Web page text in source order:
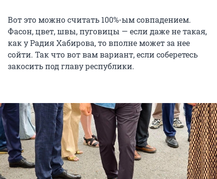
Вот это можно считать 100%-ым совпадением.
Фасон, цвет, швы, пуговицы — если даже не такая,
как у Радия Хабирова, то вполне может за нее
сойти. Так что вот вам вариант, если соберетесь
закосить под главу республики.